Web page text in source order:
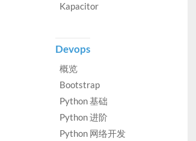
Kapacitor
Devops
概览
Bootstrap
Python 基础
Python 进阶
Python 网络开发